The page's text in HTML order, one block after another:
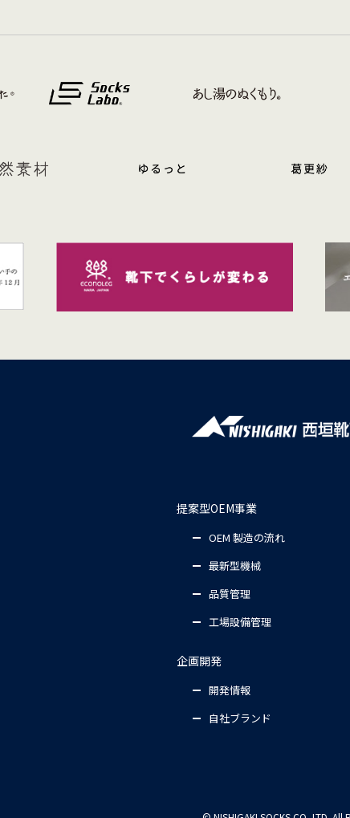
提案型OEM事業
OEM 製造の流れ
最新型機械
品質管理
工場設備管理
企画開発
開発情報
自社ブランド